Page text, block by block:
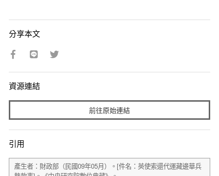
分享本文
資源連結
前往原始連結
引用